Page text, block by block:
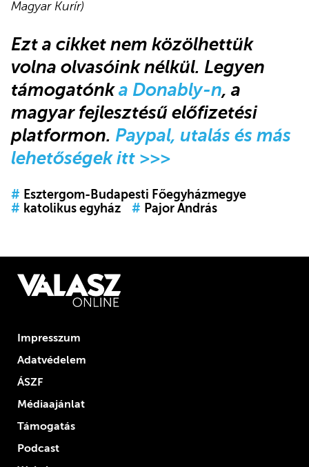
Magyar Kurír)
Ezt a cikket nem közölhettük
volna olvasóink nélkül. Legyen
támogatónka Donably-n, a
magyar fejlesztésű előfizetési
platformon. Paypal, utalás és más
lehetőségek itt >>>
# Esztergom-Budapesti Főegyházmegye
# katolikus egyház # Pajor András
Impresszum
Adatvédelem
ÁSZF
Médiaajánlat
Támogatás
Podcast